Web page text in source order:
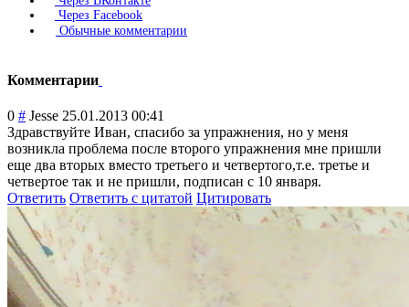
Через Facebook
Обычные комментарии
Комментарии
0 # Jesse 25.01.2013 00:41
Здравствуйте Иван, спасибо за упражнения, но у меня
возникла проблема после второго упражнения мне пришли
еще два вторых вместо третьего и четвертого,т.е. третье и
четвертое так и не пришли, подписан с 10 января.
Ответить Ответить с цитатой Цитировать